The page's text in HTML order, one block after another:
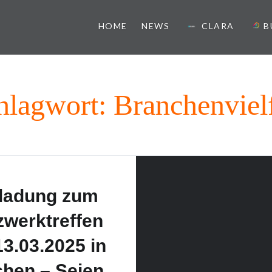
HOME NEWS CLARA
zum
in